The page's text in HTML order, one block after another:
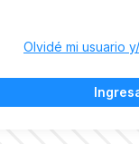
Olvidé mi usuario